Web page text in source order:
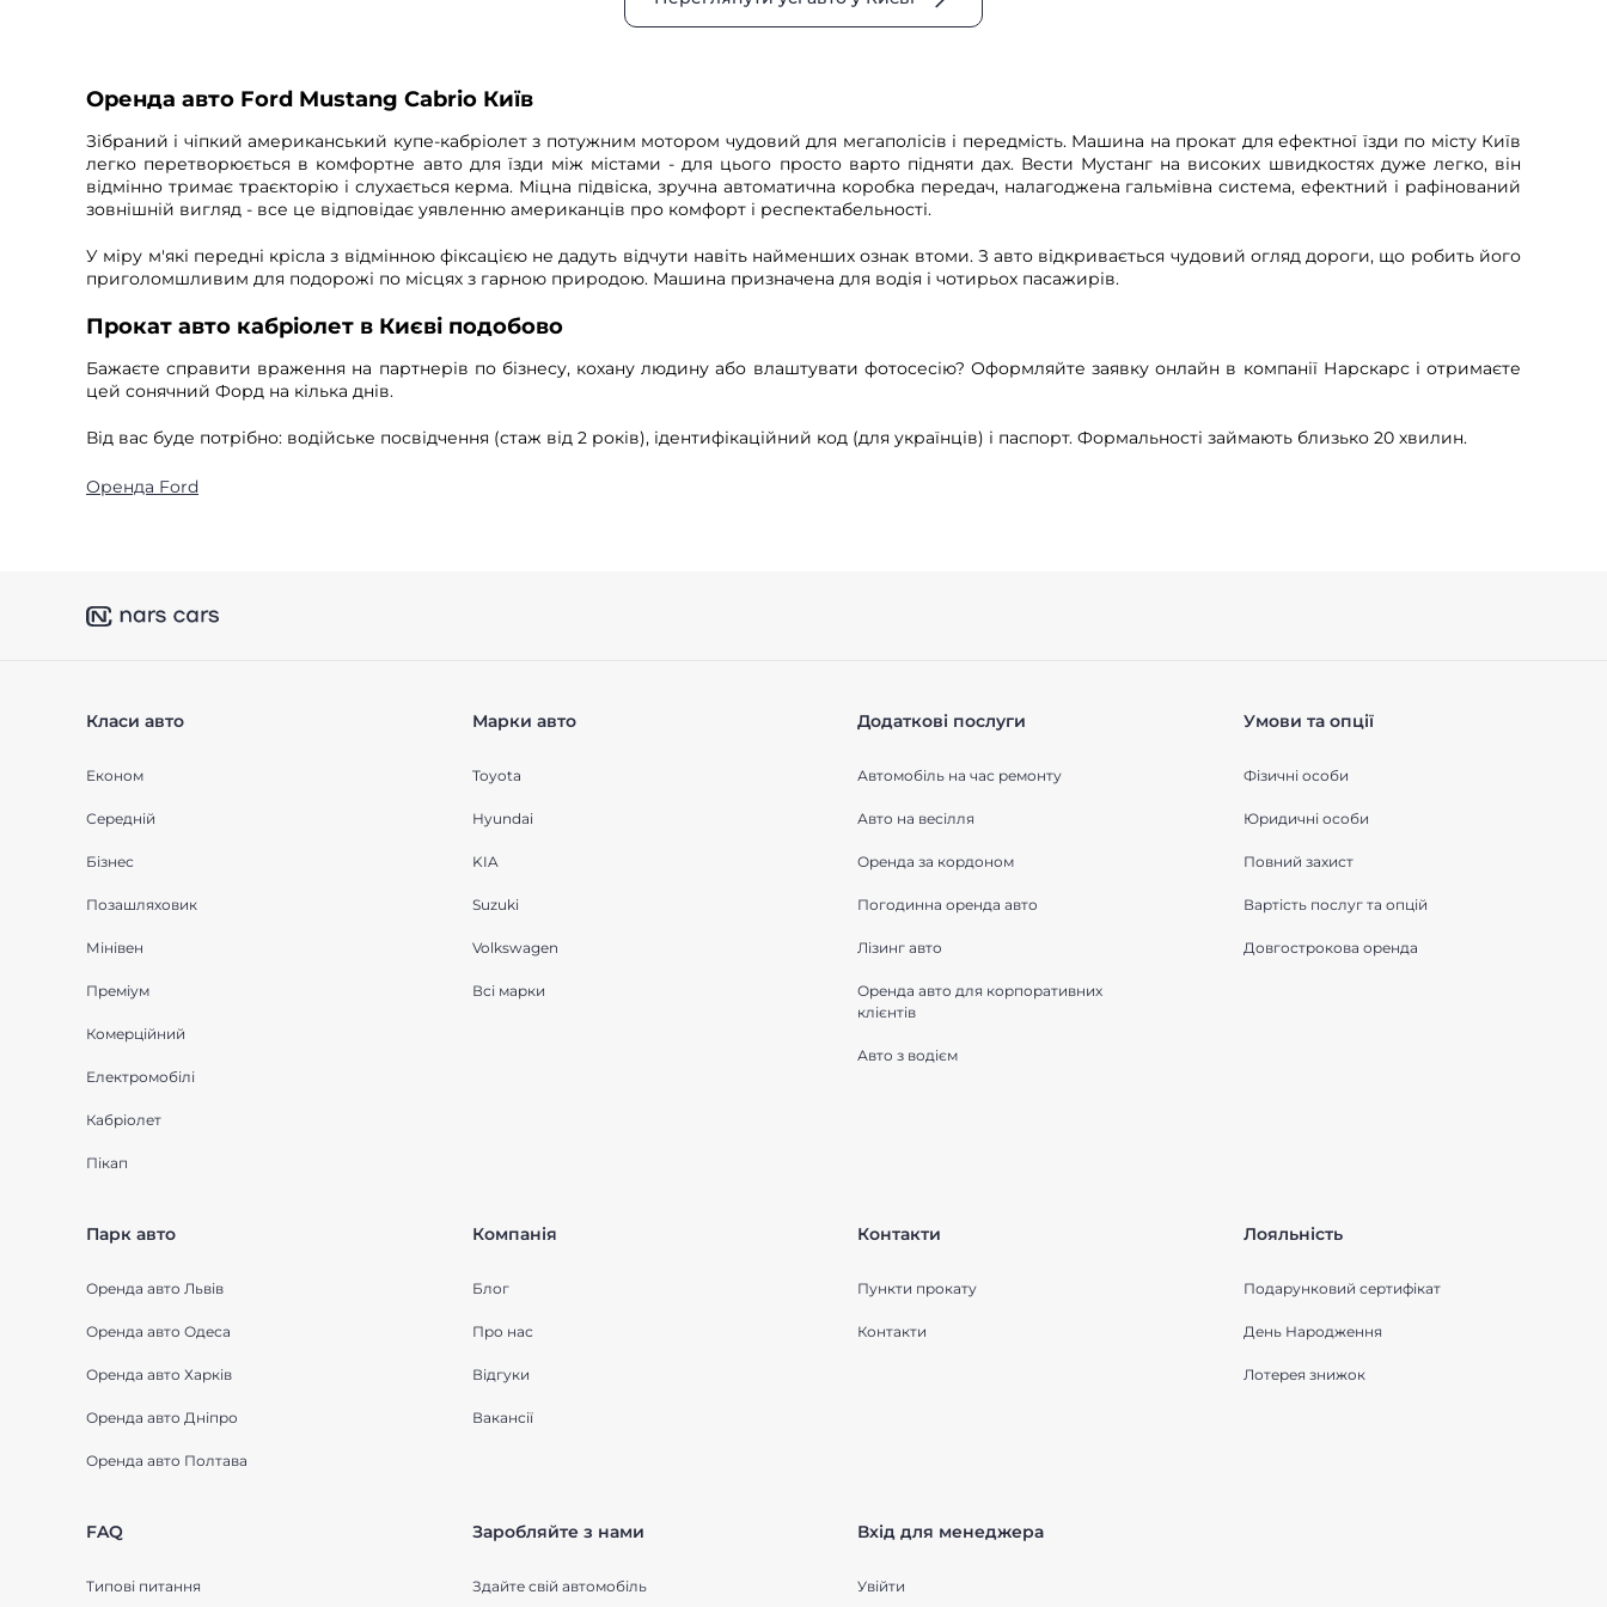
Оренда авто Ford Mustang Cabrio Київ
Зібраний і чіпкий американський купе-кабріолет з потужним мотором чудовий для мегаполісів і передмість. Машина на прокат для ефектної їзди по місту Київ
легко перетворюється в комфортне авто для їзди між містами - для цього просто варто підняти дах. Вести Мустанг на високих швидкостях дуже легко, він
відмінно тримає траєкторію і слухається керма. Міцна підвіска, зручна автоматична коробка передач, налагоджена гальмівна система, ефектний і рафінований
зовнішній вигляд - все це відповідає уявленню американців про комфорт і респектабельності.
У міру м'які передні крісла з відмінною фіксацією не дадуть відчути навіть найменших ознак втоми. З авто відкривається чудовий огляд дороги, що робить його
приголомшливим для подорожі по місцях з гарною природою. Машина призначена для водія і чотирьох пасажирів.
Прокат авто кабріолет в Києві подобово
Бажаєте справити враження на партнерів по бізнесу, кохану людину або влаштувати фотосесію? Оформляйте заявку онлайн в компанії Нарскарс і отримаєте
цей сонячний Форд на кілька днів.
Від вас буде потрібно: водійське посвідчення (стаж від 2 років), ідентифікаційний код (для українців) і паспорт. Формальності займають близько 20 хвилин.
Оренда Ford
Класи авто
Економ
Середнiй
Бізнес
Позашляховик
Мінівен
Преміум
Комерційний
Електромобілі
Кабріолет
Пікап
Марки авто
Toyota
Hyundai
KIA
Suzuki
Volkswagen
Всі марки
Додаткові послуги
Автомобіль на час ремонту
Авто на весілля
Оренда за кордоном
Погодинна оренда авто
Лізинг авто
Оренда авто для корпоративних
клієнтів
Авто з водієм
Умови та опції
Фізичні особи
Юридичні особи
Повний захист
Вартість послуг та опцій
Довгострокова оренда
Парк авто
Оренда авто Львів
Оренда авто Одеса
Оренда авто Харків
Оренда авто Дніпро
Оренда авто Полтава
Компанія
Блог
Про нас
Відгуки
Вакансії
Контакти
Пункти прокату
Контакти
Лояльність
Подарунковий сертифікат
День Народження
Лотерея знижок
FAQ
Типові питання
Заробляйте з нами
Здайте свій автомобіль
Вхід для менеджера
Увійти